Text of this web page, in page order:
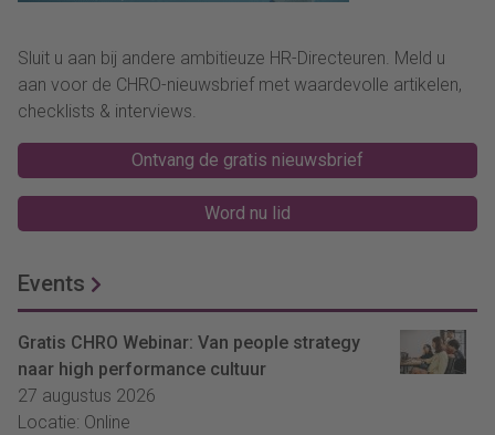
Sluit u aan bij andere ambitieuze HR-Directeuren. Meld u
aan voor de CHRO-nieuwsbrief met waardevolle artikelen,
checklists & interviews.
Ontvang de gratis nieuwsbrief
Word nu lid
Events
Gratis CHRO Webinar: Van people strategy
naar high performance cultuur
27 augustus 2026
Locatie: Online